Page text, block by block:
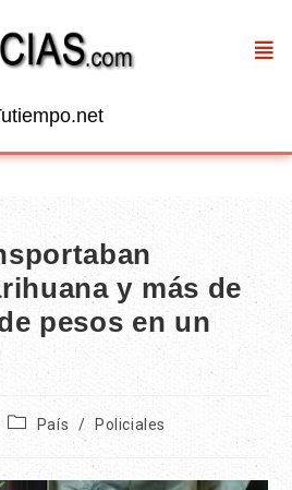
y más de
pesos en un
País / Policiales